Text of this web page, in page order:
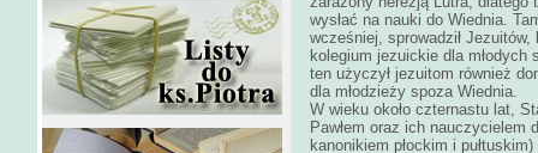
wysłać na nauki do Wiednia.
wcześniej, sprowadził
kolegium jezuickie dla
ten użyczył jezuitom również
dla młodzieży spoza Wiednia.
W wieku około czternastu lat,
Pawłem oraz ich
kanonikiem płockim i